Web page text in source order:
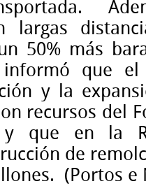
largas
50% más
que el
y la
recursos del
y que en la
de
(Portos e